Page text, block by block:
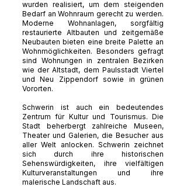
wurden realisiert, um dem steigenden
Bedarf an Wohnraum gerecht zu werden.
Moderne Wohnanlagen, sorgfältig
restaurierte Altbauten und zeitgemäße
Neubauten bieten eine breite Palette an
Wohnmöglichkeiten. Besonders gefragt
sind Wohnungen in zentralen Bezirken
wie der Altstadt, dem Paulsstadt Viertel
und Neu Zippendorf sowie in grünen
Vororten.
Schwerin ist auch ein bedeutendes
Zentrum für Kultur und Tourismus. Die
Stadt beherbergt zahlreiche Museen,
Theater und Galerien, die Besucher aus
aller Welt anlocken. Schwerin zeichnet
sich durch ihre historischen
Sehenswürdigkeiten, ihre vielfältigen
Kulturveranstaltungen und ihre
malerische Landschaft aus.